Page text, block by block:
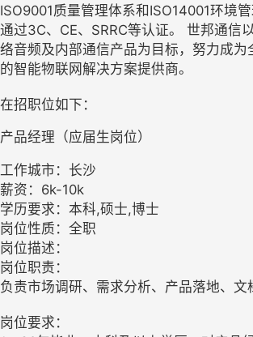
ISO9001质量管理体系和ISO14001环境
通过3C、CE、SRRC等认证。 世邦通信
络音频及内部通信产品为目标，努力成为
的智能物联网解决方案提供商。
在招职位如下：
产品经理（应届生岗位）
工作城市：长沙
薪资：6k-10k
学历要求：本科,硕士,博士
岗位性质：全职
岗位描述：
岗位职责：
负责市场调研、需求分析、产品落地、文
岗位要求：